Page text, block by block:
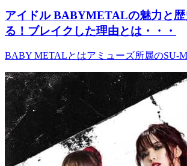
アイドルBABYMETALの魅力と歴
る！ブレイクした理由とは・・・
BABY METALとはアミューズ所属のSU-